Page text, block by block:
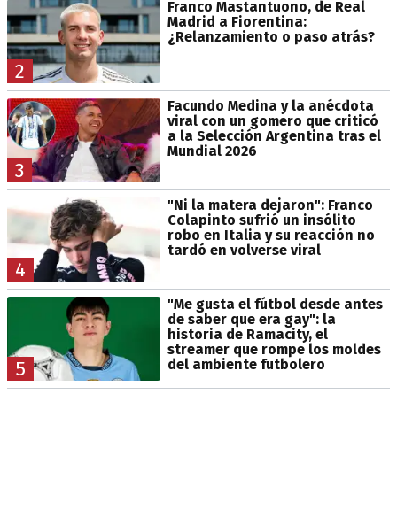
2
Franco Mastantuono, de Real
Madrid a Fiorentina:
¿Relanzamiento o paso atrás?
3
Facundo Medina y la anécdota
viral con un gomero que criticó
a la Selección Argentina tras el
Mundial 2026
4
"Ni la matera dejaron": Franco
Colapinto sufrió un insólito
robo en Italia y su reacción no
tardó en volverse viral
5
"Me gusta el fútbol desde antes
de saber que era gay": la
historia de Ramacity, el
streamer que rompe los moldes
del ambiente futbolero